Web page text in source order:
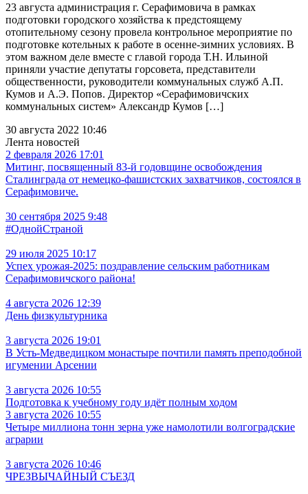
23 августа администрация г. Серафимовича в рамках
подготовки городского хозяйства к предстоящему
отопительному сезону провела контрольное мероприятие по
подготовке котельных к работе в осенне-зимних условиях. В
этом важном деле вместе с главой города Т.Н. Ильиной
приняли участие депутаты горсовета, представители
общественности, руководители коммунальных служб А.П.
Кумов и А.Э. Попов. Директор «Серафимовичских
коммунальных систем» Александр Кумов […]
30 августа 2022 10:46
Лента новостей
2 февраля 2026 17:01
Митинг, посвященный 83-й годовщине освобождения
Сталинграда от немецко-фашистских захватчиков, состоялся в
Серафимовиче.
30 сентября 2025 9:48
#ОднойСтраной
29 июля 2025 10:17
Успех урожая-2025: поздравление сельским работникам
Серафимовичского района!
4 августа 2026 12:39
День физкультурника
3 августа 2026 19:01
В Усть‑Медведицком монастыре почтили память преподобной
игумении Арсении
3 августа 2026 10:55
Подготовка к учебному году идёт полным ходом
3 августа 2026 10:55
Четыре миллиона тонн зерна уже намолотили волгоградские
аграрии
3 августа 2026 10:46
ЧРЕЗВЫЧАЙНЫЙ СЪЕЗД